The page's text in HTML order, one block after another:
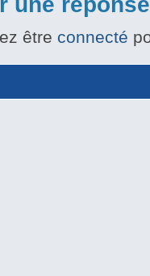
être connecté